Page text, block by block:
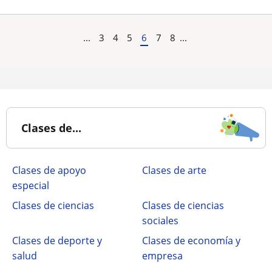
... 3 4 5 6 7 8 ...
Clases de...
Clases de apoyo
especial
Clases de arte
Clases de ciencias
Clases de ciencias
sociales
Clases de deporte y
salud
Clases de economía y
empresa